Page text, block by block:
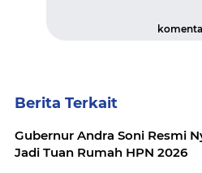
Berita Terkait
Gubernur Andra Soni Resmi
Jadi Tuan Rumah HPN 2026